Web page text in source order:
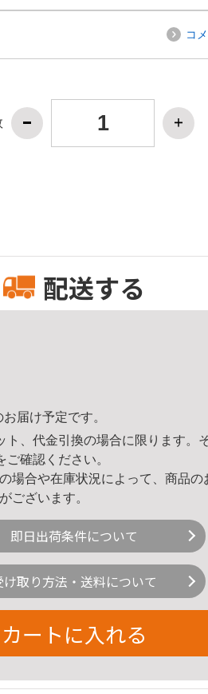
コ
配送する
届け予定です。
ト、代金引換の場合に限ります。
ご確認ください。
場合や在庫状況によって、商品の
ございます。
即日出荷条件について
け取り方法・送料について
カートに入れる